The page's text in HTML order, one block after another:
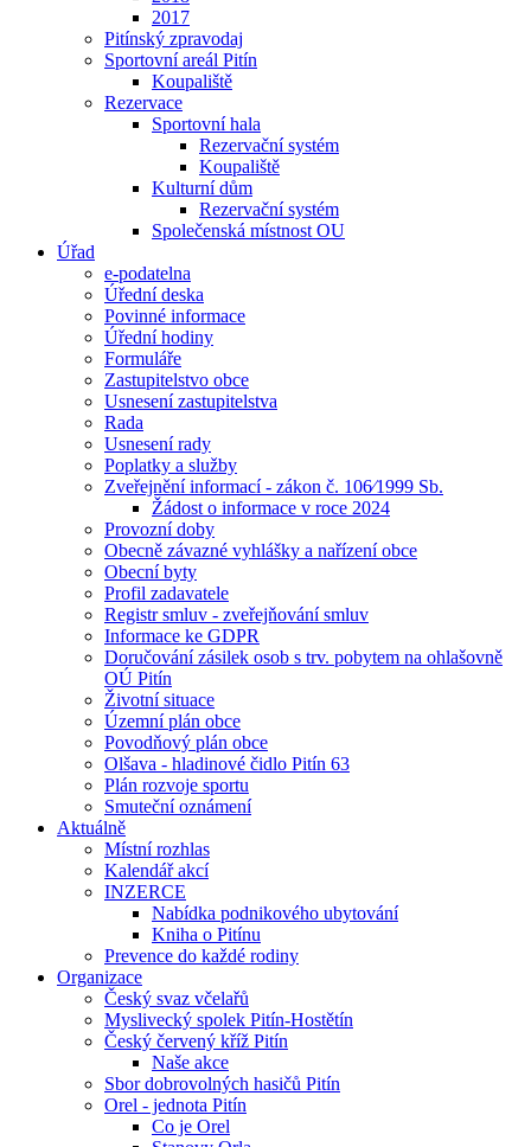
2017
Pitínský zpravodaj
Sportovní areál Pitín
Koupaliště
Rezervace
Sportovní hala
Rezervační systém
Koupaliště
Kulturní dům
Rezervační systém
Společenská místnost OU
Úřad
e-podatelna
Úřední deska
Povinné informace
Úřední hodiny
Formuláře
Zastupitelstvo obce
Usnesení zastupitelstva
Rada
Usnesení rady
Poplatky a služby
Zveřejnění informací - zákon č. 106⁄1999 Sb.
Žádost o informace v roce 2024
Provozní doby
Obecně závazné vyhlášky a nařízení obce
Obecní byty
Profil zadavatele
Registr smluv - zveřejňování smluv
Informace ke GDPR
Doručování zásilek osob s trv. pobytem na ohlašovně
OÚ Pitín
Životní situace
Územní plán obce
Povodňový plán obce
Olšava - hladinové čidlo Pitín 63
Plán rozvoje sportu
Smuteční oznámení
Aktuálně
Místní rozhlas
Kalendář akcí
INZERCE
Nabídka podnikového ubytování
Kniha o Pitínu
Prevence do každé rodiny
Organizace
Český svaz včelařů
Myslivecký spolek Pitín-Hostětín
Český červený kříž Pitín
Naše akce
Sbor dobrovolných hasičů Pitín
Orel - jednota Pitín
Co je Orel